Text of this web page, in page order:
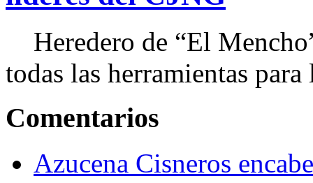
Heredero de “El
todas las herramientas
Comentarios
Azucena Cisneros